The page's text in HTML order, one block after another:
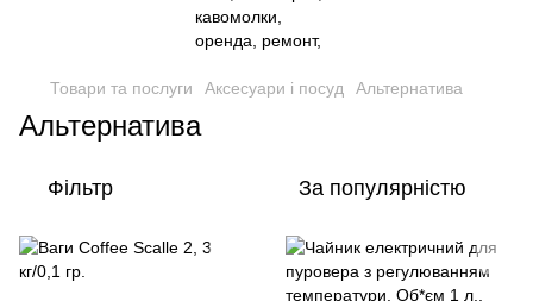
Товари та послуги Аксесуари і посуд Альтернатива
Альтернатива
Фільтр За популярністю